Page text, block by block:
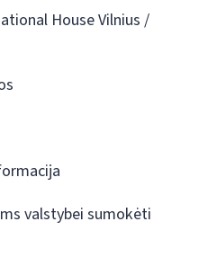
House Vilnius /
valstybei sumokėti